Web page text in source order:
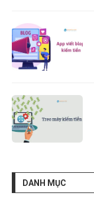
DANH MỤC